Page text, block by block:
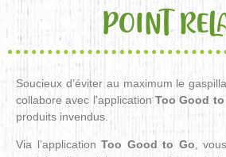
POINT
Soucieux d’éviter au maximum le
collabore avec l’application Too Good to
produits invendus.
Via l’applicationToo Good to Go ,